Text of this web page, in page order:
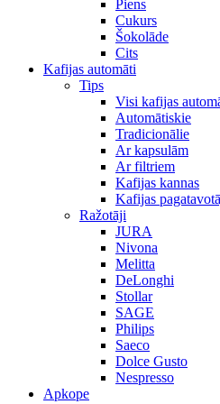
Piens
Cukurs
Šokolāde
Cits
Kafijas automāti
Tips
Visi kafijas
Automātiskie
Tradicionālie
Ar kapsulām
Ar filtriem
Kafijas kannas
Kafijas
Ražotāji
JURA
Nivona
Melitta
DeLonghi
Stollar
SAGE
Philips
Saeco
Dolce Gusto
Nespresso
Apkope